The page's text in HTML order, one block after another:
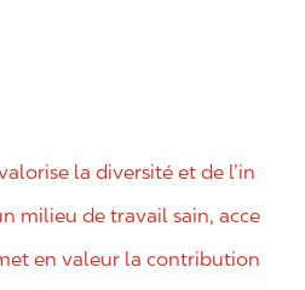
la diversité et de l’in
milieu de travail sain, acce
en valeur la contribution